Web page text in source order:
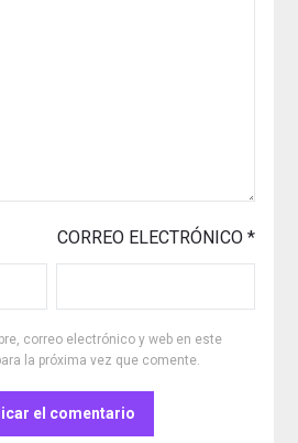
CORREO ELECTRÓNICO *
correo electrónico y web en este
la próxima vez que comente.